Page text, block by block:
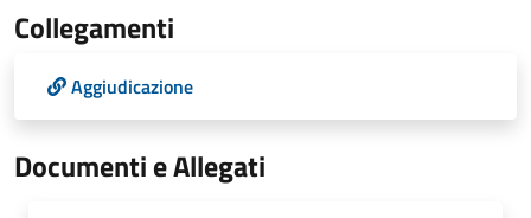
Collegamenti
Aggiudicazione
Documenti e Allegati